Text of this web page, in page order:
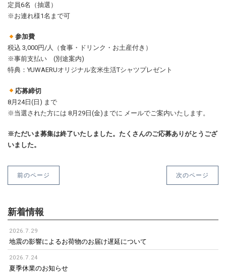
定員6名（抽選）
※お連れ様1名まで可
参加費
税込 3,000円/人（食事・ドリンク・お土産付き）
※事前支払い (別途案内)
特典：YUWAERUオリジナル玄米生活Tシャツプレゼント
応募締切
8月24日(日) まで
※当選された方には 8月29日(金)までに メールでご案内いたします。
※ただいま募集は終了いたしました。たくさんのご応募ありがとうござ
いました。
前のページ 次のページ
新着情報
2026.7.29
地震の影響によるお荷物のお届け遅延について
2026.7.24
夏季休業のお知らせ